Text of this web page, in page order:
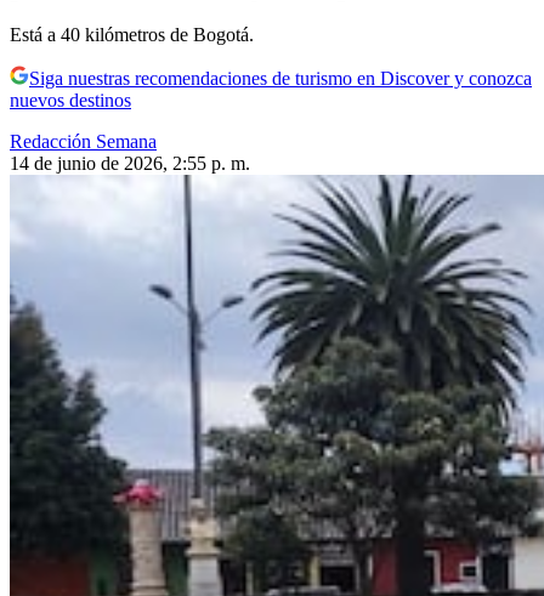
Está a 40 kilómetros de Bogotá.
Siga nuestras recomendaciones de turismo en Discover y conozca
nuevos destinos
Redacción Semana
14 de junio de 2026, 2:55 p. m.